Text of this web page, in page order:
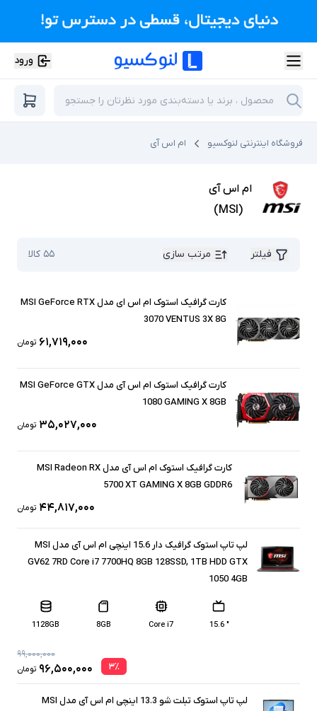
ورود
فروشگاه اینترنتی لنوکسیو ام اس آی
ام اس آی
(
MSI
)
فیلتر مرتب سازی ۵۵ کالا
کارت گرافیک استوک ام اس ای مدل MSI GeForce RTX
3070 VENTUS 3X 8G
۶۱,۷۱۹,۰۰۰ تومان
کارت گرافیک استوک ام اس آی مدل MSI GeForce GTX
1080 GAMING X 8GB
۳۵,۰۲۷,۰۰۰ تومان
کارت گرافیک استوک ام اس آی مدل MSI Radeon RX
5700 XT GAMING X 8GB GDDR6
۴۴,۸۱۷,۰۰۰ تومان
لپ تاپ استوک گرافیک دار 15.6 اینچی ام اس آی مدل MSI
GV62 7RD Core i7 7700HQ 8GB 128SSD, 1TB HDD GTX
1050 4GB
" 15.6
Core i7
8GB
1128GB
۳٪
۹۹,۰۰۰,۰۰۰
۹۶,۵۰۰,۰۰۰ تومان
لپ تاپ استوک تبلت شو 13.3 اینچی ام اس آی مدل MSI